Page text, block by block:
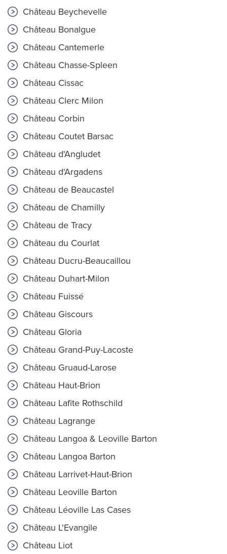
Château Beychevelle
Château Bonalgue
Château Cantemerle
Château Chasse-Spleen
Château Cissac
Château Clerc Milon
Château Corbin
Château Coutet Barsac
Château d'Angludet
Château d'Argadens
Château de Beaucastel
Château de Chamilly
Château de Tracy
Château du Courlat
Château Ducru-Beaucaillou
Château Duhart-Milon
Château Fuissé
Château Giscours
Château Gloria
Château Grand-Puy-Lacoste
Château Gruaud-Larose
Château Haut-Brion
Château Lafite Rothschild
Château Lagrange
Château Langoa & Leoville Barton
Château Langoa Barton
Château Larrivet-Haut-Brion
Château Leoville Barton
Château Léoville Las Cases
Château L'Evangile
Château Liot